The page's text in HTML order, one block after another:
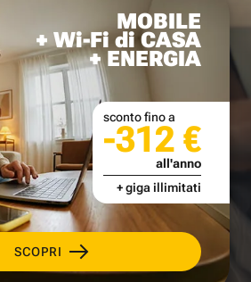
MOBILE
+ Wi-Fi di CASA
+ ENERGIA
SCOPRI
sconto fino a
-312 €
all'anno
+ giga illimitati